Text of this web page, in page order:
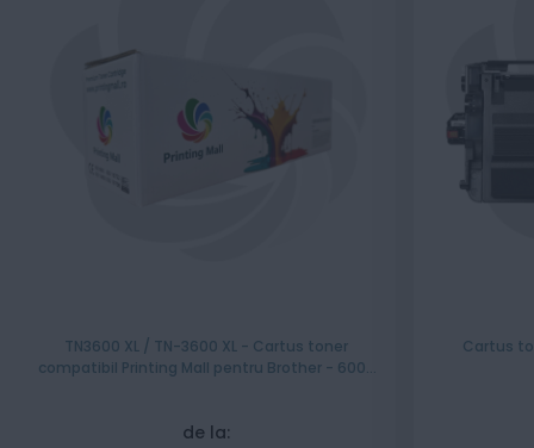
TN3600 XL / TN-3600 XL - Cartus toner
compatibil Printing Mall pentru Brother - 6000
de la:
Cartus